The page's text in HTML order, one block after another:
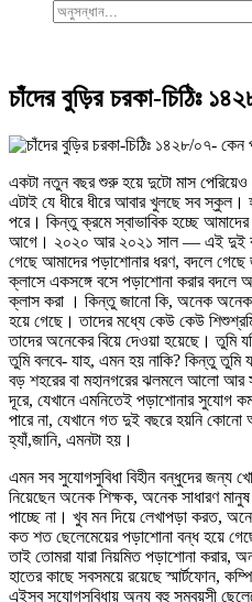
চাঁদের বুড়ির চরকা-চিঠিঃ
একটা নতুন বছর শুরু হয়ে দুটো মাস
এটাই যে ধীরে ধীরে আবার খুলছে সব
পরে। কিন্তু ক্রমে স্বাভাবিক হচ্ছে
আগে। ২০২০ আর ২০২১ সাল — এই দুই
গেছে আমাদের পড়াশোনার ধরণ, বদলে
ক্লাসে একসঙ্গে বসে পড়াশোনা করার বদলে
ক্লাস করা । কিন্তু জানো কি, অনেক অনেক
হয়ে গেছে। তাদের মধ্যে কেউ কেউ
তাদের অনেকের বিয়ে দেওয়া হয়েছে। তুমি
তুমি বলবে- যাহ, এমন হয় নাকি? কিন্তু তুমি
বড় শহরের বা মহানগরের ঝলমলে আলো আর
দূরে, যেখানে এমনিতেই পড়াশোনার সুযোগ
পারে না, যেখানে গত দুই বছরে হয়নি
হ্যাঁ,জানি, এমনটা হয়।
এমন সব সুযোগসুবিধা বিহীন বন্ধুদের জন্য
নিয়েছেন অনেক শিক্ষক, অনেক সাধারণ
পাচ্ছে না। খুব মন দিয়ে লেখাপড়া করত,
কত শত ছেলেমেয়ের পড়াশোনা বন্ধ হয়ে
তাই তোমরা যারা নিয়মিত পড়াশোনা করার,
হাতের কাছে সবসময়ে রয়েছে স্মার্টফোন,
এইসব সুযোগসুবিধায় অন্য বহু সমবয়সী